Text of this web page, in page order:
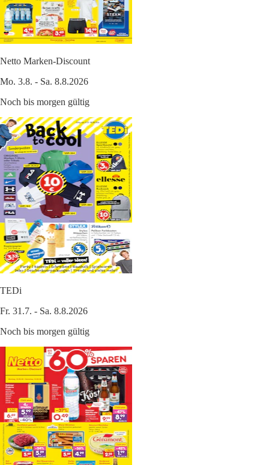
Netto Marken-Discount
Mo. 3.8. - Sa. 8.8.2026
Noch bis morgen gültig
TEDi
Fr. 31.7. - Sa. 8.8.2026
Noch bis morgen gültig